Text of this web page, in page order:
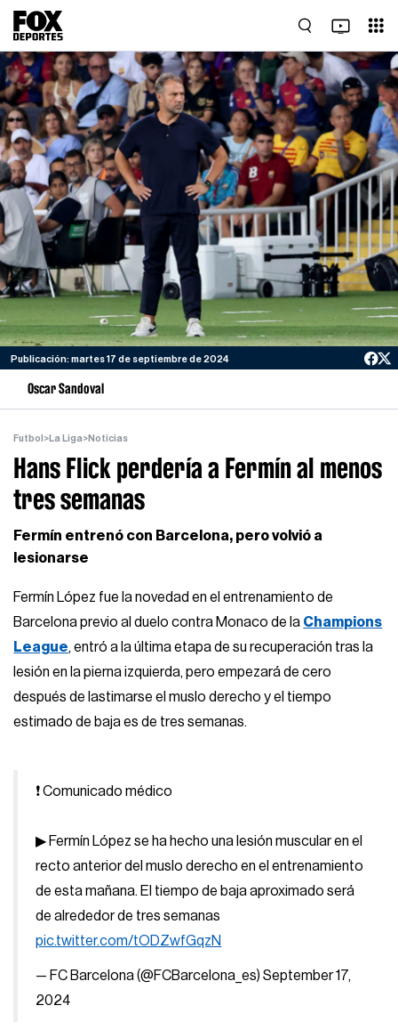
Publicación: martes 17 de septiembre de 2024
Oscar Sandoval
Futbol >La Liga>Noticias
Hans Flick perdería a Fermín al menos
tres semanas
Fermín entrenó con Barcelona, pero volvió a
lesionarse
Fermín López fue la novedad en el entrenamiento de
Barcelona previo al duelo contra Monaco de la Champions
League, entró a la última etapa de su recuperación tras la
lesión en la pierna izquierda, pero empezará de cero
después de lastimarse el muslo derecho y el tiempo
estimado de baja es de tres semanas.
❗ Comunicado médico
▶ Fermín López se ha hecho una lesión muscular en el
recto anterior del muslo derecho en el entrenamiento
de esta mañana. El tiempo de baja aproximado será
de alrededor de tres semanas
pic.twitter.com/tODZwfGqzN
— FC Barcelona (@FCBarcelona_es)September 17,
2024